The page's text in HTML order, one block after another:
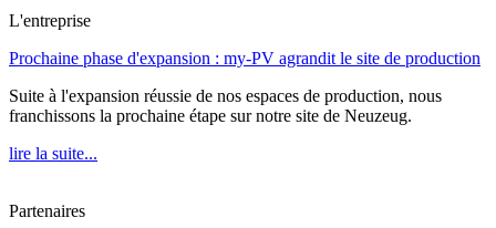
L'entreprise
Prochaine phase d'expansion : my-PV agrandit le site de production
Suite à l'expansion réussie de nos espaces de production, nous
franchissons la prochaine étape sur notre site de Neuzeug.
lire la suite...
Partenaires